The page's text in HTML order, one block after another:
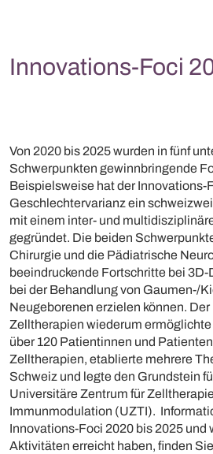
Innovations-Foci
Von 2020 bis 2025 wurden in fünf
Schwerpunkten gewinnbringende
Beispielsweise hat der Innovations-
Geschlechtervarianz ein
mit einem inter- und
gegründet. Die beiden
Chirurgie und die Pädiatrische
beeindruckende Fortschritte bei
bei der Behandlung von Gaumen-/
Neugeborenen erzielen können.
Zelltherapien wiederum
über 120 Patientinnen und
Zelltherapien, etablierte mehrere
Schweiz und legte den Grundstein
Universitäre Zentrum für
Immunmodulation (UZTI).
Innovations-Foci 2020 bis 2025 und
Aktivitäten erreicht haben, finden